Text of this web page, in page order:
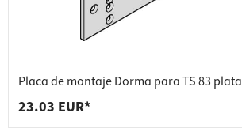
Placa de montaje Dorma para TS 83 plata
23.03 EUR*